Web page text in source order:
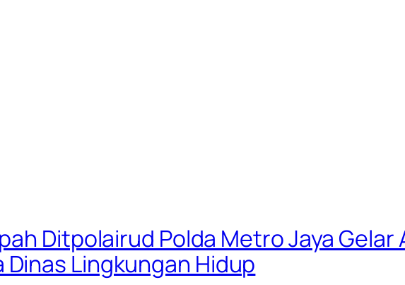
Ditpolairud Polda Metro Jaya Gelar
Dinas Lingkungan Hidup